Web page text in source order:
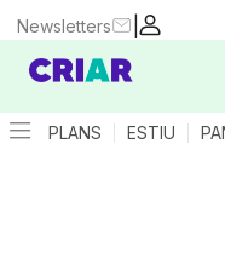
|
Newsletters
PLANS ESTIU